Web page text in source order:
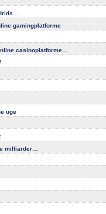
gamingplatforme
casinoplatforme…
uge
milliarder…